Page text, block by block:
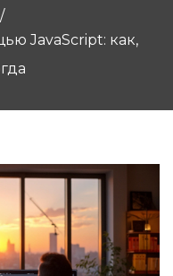
JavaScript: как,